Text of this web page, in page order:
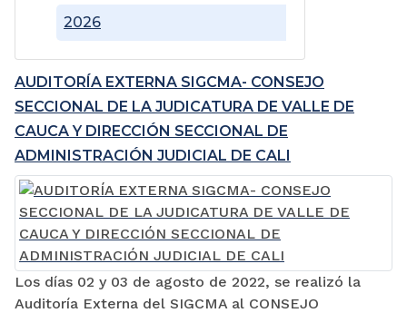
2026
AUDITORÍA EXTERNA SIGCMA- CONSEJO
SECCIONAL DE LA JUDICATURA DE VALLE DE
CAUCA Y DIRECCIÓN SECCIONAL DE
ADMINISTRACIÓN JUDICIAL DE CALI
Los días 02 y 03 de agosto de 2022, se realizó la
Auditoría Externa del SIGCMA al CONSEJO